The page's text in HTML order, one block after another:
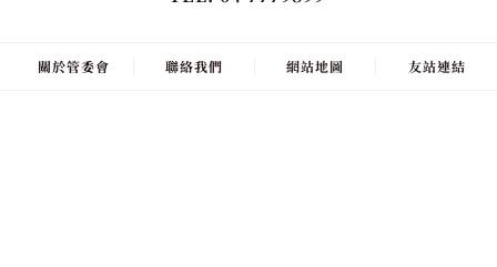
關於管委會 聯絡我們 網站地圖 友站連結